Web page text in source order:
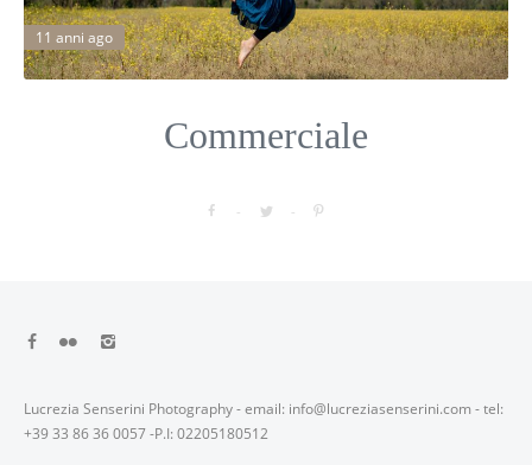
11 anni ago
Commerciale
Lucrezia Senserini Photography - email: info@lucreziasenserini.com - tel:
+39 33 86 36 0057 -P.I: 02205180512